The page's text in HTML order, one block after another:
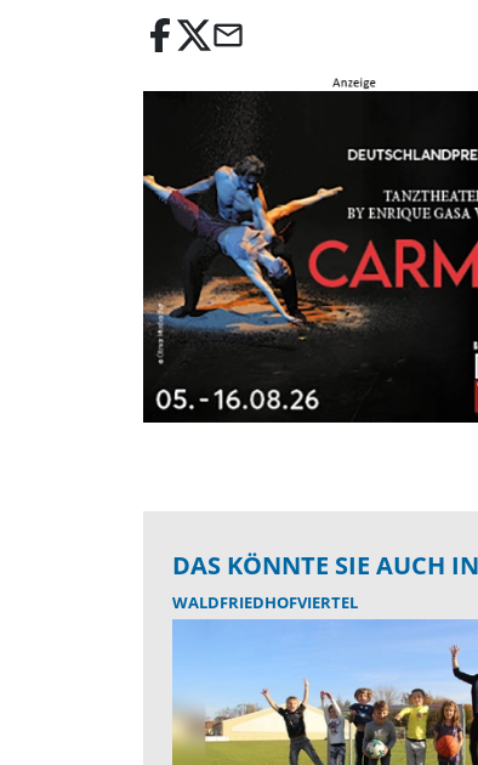
email
DAS KÖNNTE SIE AUCH
WALDFRIEDHOFVIERTEL